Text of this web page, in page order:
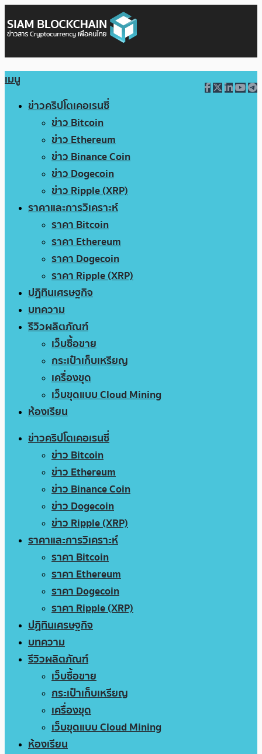
เมนู
ข่าวคริปโตเคอเรนซี่
ข่าว Bitcoin
ข่าว Ethereum
ข่าว Binance Coin
ข่าว Dogecoin
ข่าว Ripple (XRP)
ราคาและการวิเคราะห์
ราคา Bitcoin
ราคา Ethereum
ราคา Dogecoin
ราคา Ripple (XRP)
ปฏิทินเศรษฐกิจ
บทความ
รีวิวผลิตภัณฑ์
เว็บซื้อขาย
กระเป๋าเก็บเหรียญ
เครื่องขุด
เว็บขุดแบบ Cloud Mining
ห้องเรียน
ข่าวคริปโตเคอเรนซี่
ข่าว Bitcoin
ข่าว Ethereum
ข่าว Binance Coin
ข่าว Dogecoin
ข่าว Ripple (XRP)
ราคาและการวิเคราะห์
ราคา Bitcoin
ราคา Ethereum
ราคา Dogecoin
ราคา Ripple (XRP)
ปฏิทินเศรษฐกิจ
บทความ
รีวิวผลิตภัณฑ์
เว็บซื้อขาย
กระเป๋าเก็บเหรียญ
เครื่องขุด
เว็บขุดแบบ Cloud Mining
ห้องเรียน